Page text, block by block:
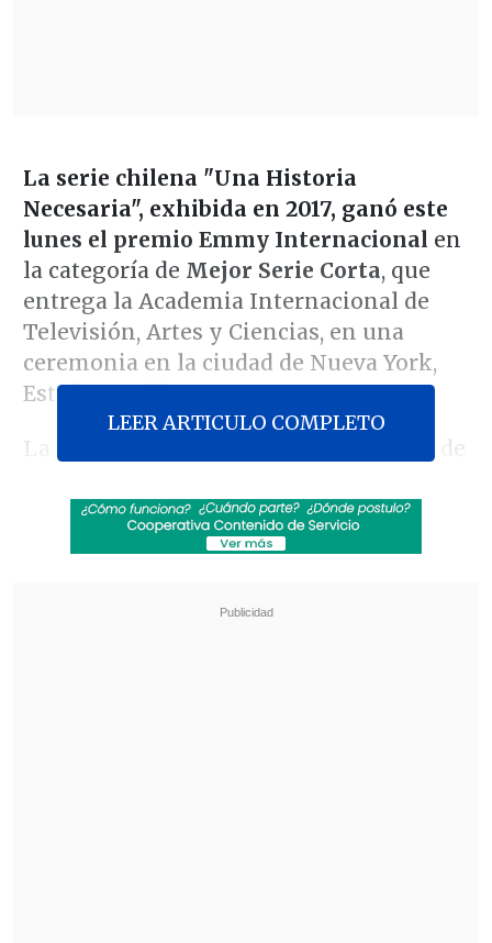
La serie chilena "Una Historia
Necesaria", exhibida en 2017, ganó este
lunes el premio Emmy Internacional en
la categoría de Mejor Serie Corta, que
entrega la Academia Internacional de
Televisión, Artes y Ciencias, en una
ceremonia en la ciudad de Nueva York,
Estados Unidos.
La producción cuenta con 16 capítulos de
presentan casos emblemáticos de
víctimas de la dictadura militar.
LEER ARTICULO COMPLETO